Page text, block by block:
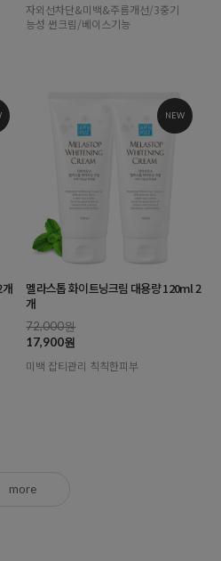
자외선차단&미백&주름개선/3중기
능성 썬크림/베이스기능
NEW
멜라스톱 화이트닝크림 대용량 120ml 2
개
72,000원
17,900원
미백 잡티관리 칙칙한피부
more